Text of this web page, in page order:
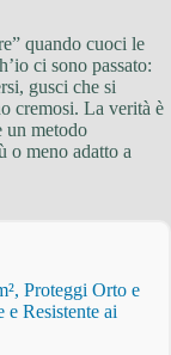
quando cuoci le
ci sono passato:
gusci che si
cremosi. La verità è
un metodo
o meno adatto a
Proteggi Orto e
Resistente ai